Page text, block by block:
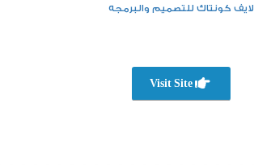
لايف كونتاك للتصميم والبرمجه